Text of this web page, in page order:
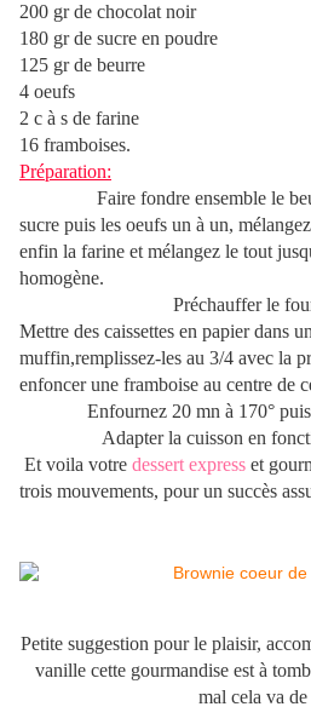
200 gr de chocolat noir
180 gr de sucre en poudre
125 gr de beurre
4 oeufs
2 c à s de farine
16 framboises.
Préparation:
Faire fondre ensemble le
sucre puis les oeufs un à un,
enfin la farine et mélangez le tout
homogène.
Préchauffer le
Mettre des caissettes en papier dans
muffin,remplissez-les au 3/4 avec la
enfoncer une framboise au centre de
Enfournez 20 mn à 170°
Adapter la cuisson en
Et voila votre dessert express et
trois mouvements, pour un succès
Petite suggestion pour le plaisir,
vanille cette gourmandise est à
mal cela va